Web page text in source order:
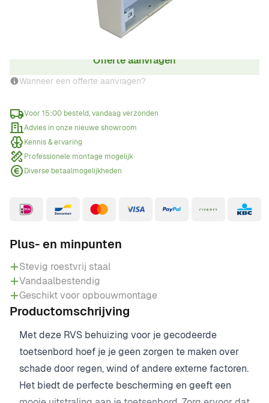
Offerte aanvragen
Wanneer een offerte aanvragen?
Voor 15:00 besteld, vandaag verzonden
Advies in onze nieuwe showroom
Kennis & ervaring
Professionele montage mogelijk
Diverse betaalmogelijkheden
Plus- en minpunten
Stevig roestvrij staal
Vandaalbestendig
Geschikt voor opbouwmontage
Productomschrijving
Met deze RVS behuizing voor je gecodeerde
toetsenbord hoef je je geen zorgen te maken over
schade door regen, wind of andere externe factoren.
Het biedt de perfecte bescherming en geeft een